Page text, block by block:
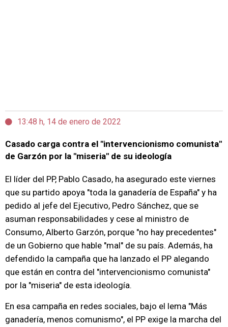
13:48 h, 14 de enero de 2022
Casado carga contra el "intervencionismo comunista"
de Garzón por la "miseria" de su ideología
El líder del PP, Pablo Casado, ha asegurado este viernes
que su partido apoya "toda la ganadería de España" y ha
pedido al jefe del Ejecutivo, Pedro Sánchez, que se
asuman responsabilidades y cese al ministro de
Consumo, Alberto Garzón, porque "no hay precedentes"
de un Gobierno que hable "mal" de su país. Además, ha
defendido la campaña que ha lanzado el PP alegando
que están en contra del "intervencionismo comunista"
por la "miseria" de esta ideología.
En esa campaña en redes sociales, bajo el lema "Más
ganadería, menos comunismo", el PP exige la marcha del